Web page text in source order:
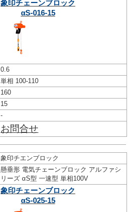
象印チェーンブロック
αS-016-15
0.6
単相 100-110
160
15
-
お問合せ
象印チエンブロック
懸垂形 電気チェーンブロック アルファシ
リーズ αS型 一速型 単相100V
象印チェーンブロック
αS-025-15